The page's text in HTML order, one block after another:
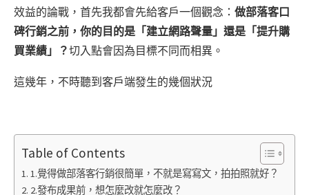
效益的論戰，首先我都會先給客戶一個觀念： 做部落客口
碑行銷之前，你的目的是「建立網路聲量」還是「提升購
買業績」？切入點會因為目標不同而相異。
這幾年，不時聽到客戶端發生的幾個狀況
Table of Contents
1.覺得做部落客行銷很簡單，不就是寫寫文，拍拍照就好？
2.發布成果前，想怎麼改就怎麼改？